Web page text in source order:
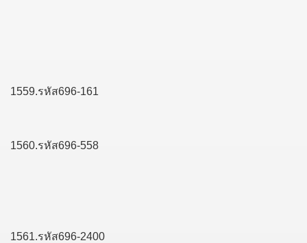
1559.รหัส696-161
1560.รหัส696-558
1561.รหัส696-2400